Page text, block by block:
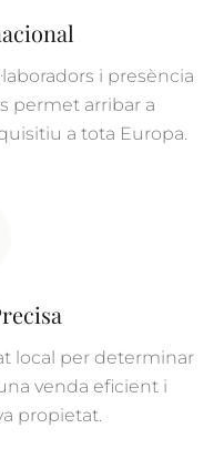
i presència
permet arribar a
a tota Europa.
local per determinar
venda eficient i
propietat.